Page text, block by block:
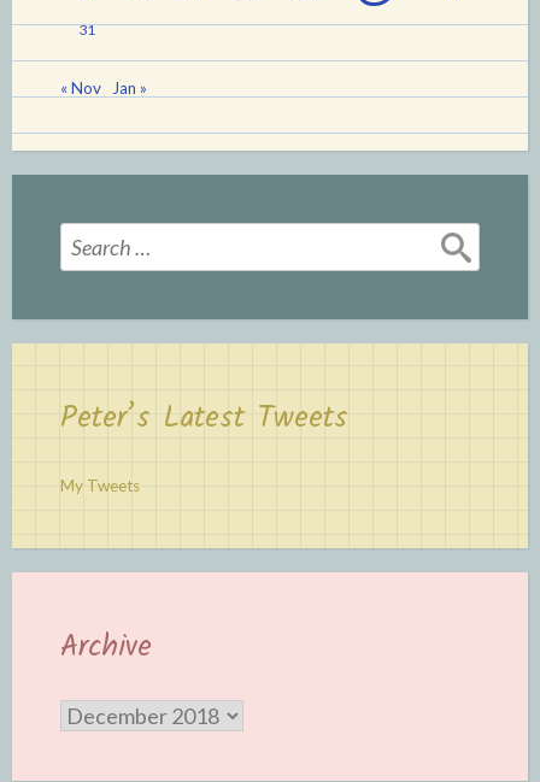
31
« Nov Jan »
Search
for:
Peter’s Latest Tweets
My Tweets
Archive
Archive